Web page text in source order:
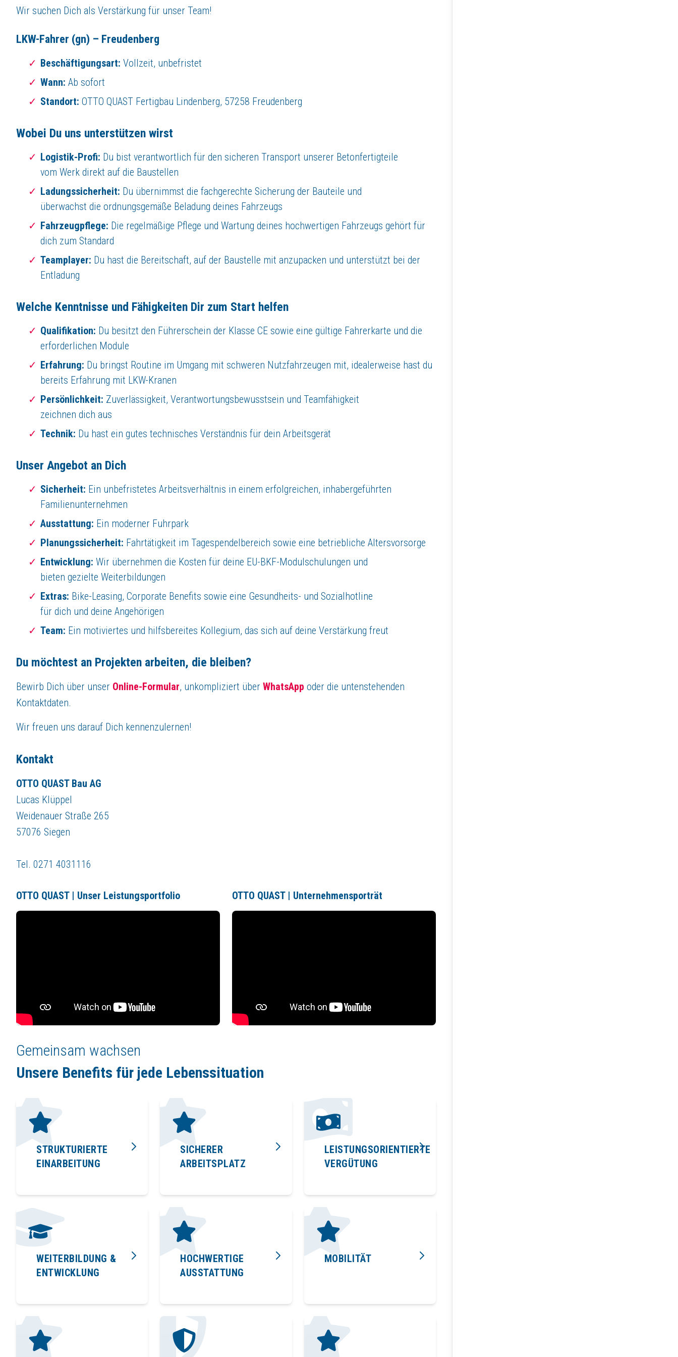
57076 Siegen
Tel. 0271 4031116
Unser Angebot an Dich
Sicherheit:
Ein unbefristetes Arbeitsverhältnis in einem erfolgreichen, inhabergeführten Familienunternehmen
Ausstattung:Ein moderner Fuhrpark
Planungssicherheit:Fahrtätigkeit im Tagespendelbereich sowie eine betriebliche Altersvorsorge
bieten gezielte Weiterbildungen
für dich und deine Angehörigen
Ein motiviertes und hilfsbereites Kollegium, das sich auf deine Verstärkung freut
Du möchtest an Projekten arbeiten, die bleiben?
Bewirb Dich über unserOnline-Formular, unkompliziert über WhatsApp oder die untenstehenden Kontaktdaten.
Wir freuen uns darauf Dich kennenzulernen!
Seit über 80 Jahren sind wir als mittelständisches, familiengeführtes Bauunternehmen mit vier Standorten und rund 600 Mitarbeitenden ein verlässlicher Partner für wirtschaftliches Bauen.
Wir suchen Dich als Verstärkung für unser Team!
Beschäftigungsart:Vollzeit, unbefristet
Standort:OTTO QUAST Fertigbau Lindenberg, 57258 Freudenberg
Handwerksbetrieb oder moderner Generalunternehmer?
Was ist OTTO QUAST?
Wir stehen seit über 80 Jahren für konsequente, verlässliche und wirtschaftliche Qualität im Bauwesen. Unsere leistungsstarken Handwerksbetriebe sind fest in der Region verwurzelt und bilden gemeinsam die OTTO
Ob Schlüsselfertigbau, Hochbau, Tiefbau oder Betonfertigteile – wir bieten maßgeschneiderte Bauleistungen für Projekte jeder Größenordnung.
Jetzt Kontakt aufnehmen
Jetzt bewerben
Wir suchen Dich als Verstärkung für unser Team!
LKW-Fahrer (gn) – Freudenberg
Beschäftigungsart: Vollzeit, unbefristet
Wann: Ab sofort
Standort: OTTO QUAST Fertigbau Lindenberg, 57258 Freudenberg
Wobei Du uns unterstützen wirst
Logistik-Profi: Du bist verantwortlich für den sicheren Transport unserer Betonfertigteile
vom Werk direkt auf die Baustellen
Ladungssicherheit: Du übernimmst die fachgerechte Sicherung der Bauteile und
überwachst die ordnungsgemäße Beladung deines Fahrzeugs
Fahrzeugpflege: Die regelmäßige Pflege und Wartung deines hochwertigen Fahrzeugs gehört für
dich zum Standard
Teamplayer: Du hast die Bereitschaft, auf der Baustelle mit anzupacken und unterstützt bei der
Entladung
Welche Kenntnisse und Fähigkeiten Dir zum Start helfen
Qualifikation: Du besitzt den Führerschein der Klasse CE sowie eine gültige Fahrerkarte und die
erforderlichen Module
Erfahrung: Du bringst Routine im Umgang mit schweren Nutzfahrzeugen mit, idealerweise hast du
bereits Erfahrung mit LKW-Kranen
Persönlichkeit: Zuverlässigkeit, Verantwortungsbewusstsein und Teamfähigkeit
zeichnen dich aus
Technik: Du hast ein gutes technisches Verständnis für dein Arbeitsgerät
Unser Angebot an Dich
Sicherheit: Ein unbefristetes Arbeitsverhältnis in einem erfolgreichen, inhabergeführten
Familienunternehmen
Ausstattung: Ein moderner Fuhrpark
Planungssicherheit: Fahrtätigkeit im Tagespendelbereich sowie eine betriebliche Altersvorsorge
Entwicklung: Wir übernehmen die Kosten für deine EU-BKF-Modulschulungen und
bieten gezielte Weiterbildungen
Extras: Bike-Leasing, Corporate Benefits sowie eine Gesundheits- und Sozialhotline
für dich und deine Angehörigen
Team: Ein motiviertes und hilfsbereites Kollegium, das sich auf deine Verstärkung freut
Du möchtest an Projekten arbeiten, die bleiben?
Bewirb Dich über unser Online-Formular, unkompliziert über WhatsApp oder die untenstehenden
Kontaktdaten.
Wir freuen uns darauf Dich kennenzulernen!
Kontakt
OTTO QUAST Bau AG
Lucas Klüppel
Weidenauer Straße 265
57076 Siegen
Tel. 0271 4031116
OTTO QUAST | Unser Leistungsportfolio OTTO QUAST | Unternehmensporträt
Gemeinsam wachsen
Unsere Benefits für jede Lebenssituation
STRUKTURIERTE
EINARBEITUNG
SICHERER
ARBEITSPLATZ
LEISTUNGSORIENTIERTE
VERGÜTUNG
WEITERBILDUNG &
ENTWICKLUNG
HOCHWERTIGE
AUSSTATTUNG
MOBILITÄT